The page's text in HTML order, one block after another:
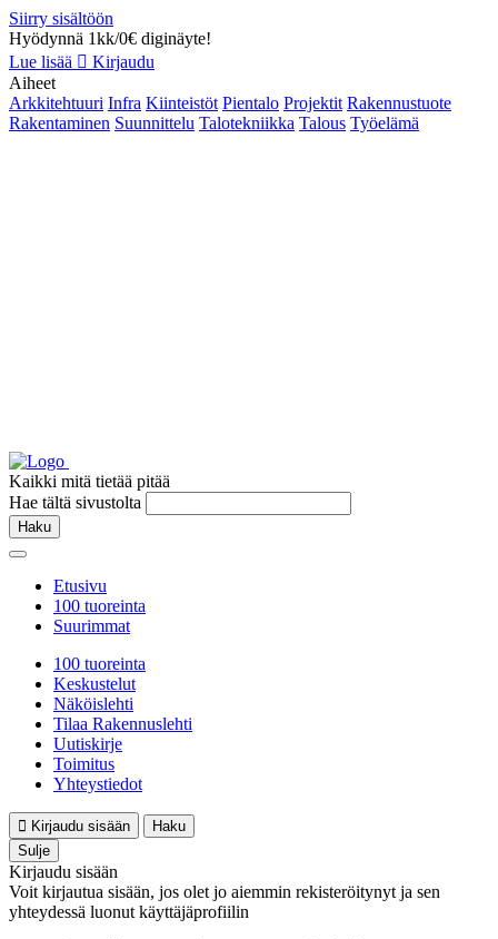
Siirry sisältöön
Hyödynnä 1kk/0€ diginäyte!
Lue lisää
Kirjaudu
Aiheet
Arkkitehtuuri Infra Kiinteistöt Pientalo Projektit Rakennustuote
Rakentaminen Suunnittelu Talotekniikka Talous Työelämä
Kaikki mitä tietää pitää
Hae tältä sivustolta
Haku
Etusivu
100 tuoreinta
Suurimmat
100 tuoreinta
Keskustelut
Näköislehti
Tilaa Rakennuslehti
Uutiskirje
Toimitus
Yhteystiedot
Kirjaudu sisään
Haku
Sulje
Kirjaudu sisään
Voit kirjautua sisään, jos olet jo aiemmin rekisteröitynyt ja sen
yhteydessä luonut käyttäjäprofiilin